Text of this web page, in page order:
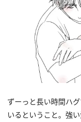
ずーっと長い時間ハ
いるということ。強